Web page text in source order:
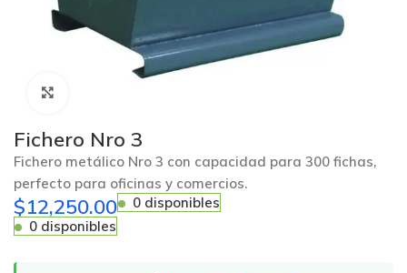
Fichero Nro 3
Fichero metálico Nro 3 con capacidad para 300 fichas,
perfecto para oficinas y comercios.
$12,250.00
0 disponibles
0 disponibles